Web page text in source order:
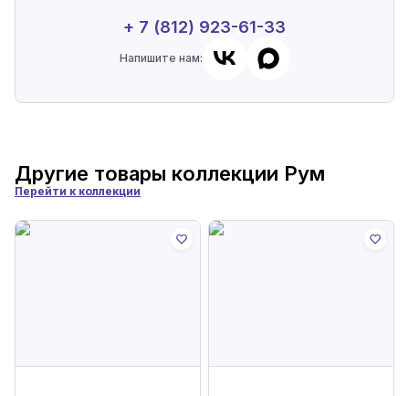
+ 7 (812) 923-61-33
Напишите нам:
Другие товары коллекции Рум
Перейти к коллекции